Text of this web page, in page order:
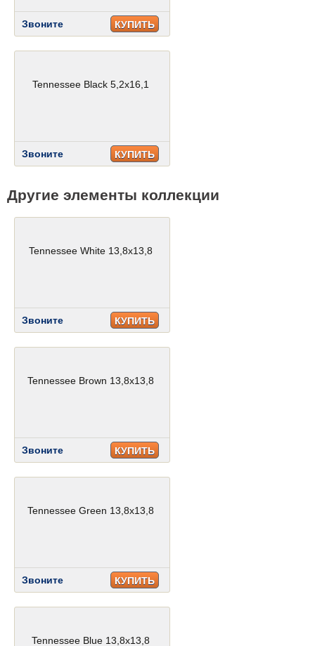
Звоните КУПИТЬ
Tennessee Black 5,2x16,1
Звоните КУПИТЬ
Другие элементы коллекции
Tennessee White 13,8x13,8
Звоните КУПИТЬ
Tennessee Brown 13,8x13,8
Звоните КУПИТЬ
Tennessee Green 13,8x13,8
Звоните КУПИТЬ
Tennessee Blue 13,8x13,8